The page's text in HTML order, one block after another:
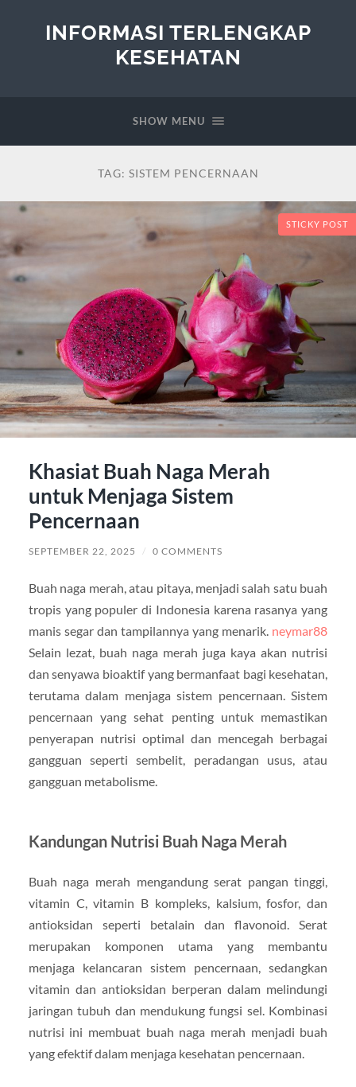
INFORMASI TERLENGKAP
KESEHATAN
SHOW MENU
TAG: SISTEM PENCERNAAN
STICKY POST
Khasiat Buah Naga Merah
untuk Menjaga Sistem
Pencernaan
SEPTEMBER 22, 2025 / 0 COMMENTS
Buah naga merah, atau pitaya, menjadi salah satu buah
tropis yang populer di Indonesia karena rasanya yang
manis segar dan tampilannya yang menarik. neymar88
Selain lezat, buah naga merah juga kaya akan nutrisi
dan senyawa bioaktif yang bermanfaat bagi kesehatan,
terutama dalam menjaga sistem pencernaan. Sistem
pencernaan yang sehat penting untuk memastikan
penyerapan nutrisi optimal dan mencegah berbagai
gangguan seperti sembelit, peradangan usus, atau
gangguan metabolisme.
Kandungan Nutrisi Buah Naga Merah
Buah naga merah mengandung serat pangan tinggi,
vitamin C, vitamin B kompleks, kalsium, fosfor, dan
antioksidan seperti betalain dan flavonoid. Serat
merupakan komponen utama yang membantu
menjaga kelancaran sistem pencernaan, sedangkan
vitamin dan antioksidan berperan dalam melindungi
jaringan tubuh dan mendukung fungsi sel. Kombinasi
nutrisi ini membuat buah naga merah menjadi buah
yang efektif dalam menjaga kesehatan pencernaan.